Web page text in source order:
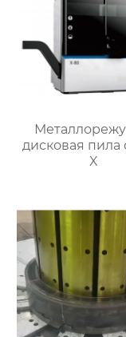
дисковая пила
X